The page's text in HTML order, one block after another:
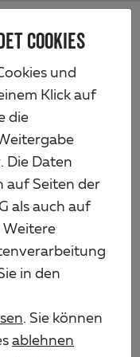
COOKIES
und
Klick auf
die
Die Daten
auf Seiten der
als auch auf
Weitere
in den
. Sie können
ablehnen
Plus, schwer